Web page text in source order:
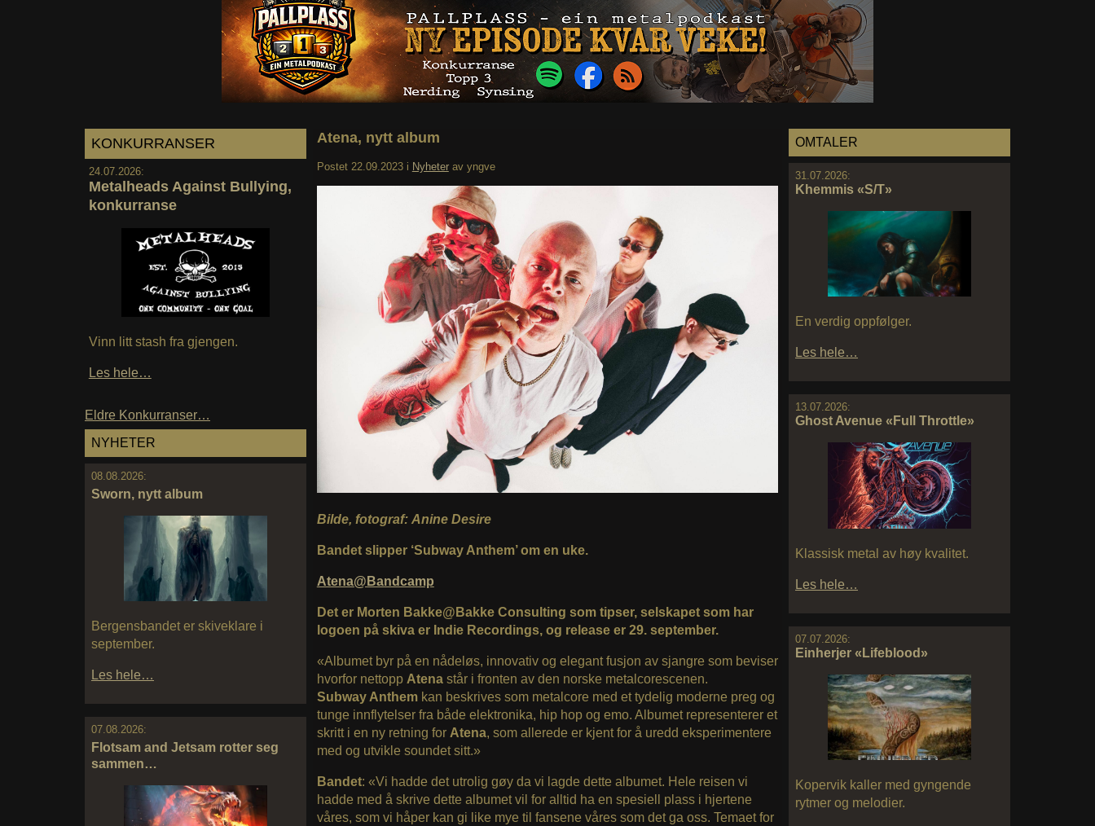
KONKURRANSER
24.07.2026:
Metalheads Against Bullying,
konkurranse
Vinn litt stash fra gjengen.
Les hele…
Eldre Konkurranser…
NYHETER
08.08.2026:
Sworn, nytt album
Bergensbandet er skiveklare i
september.
Les hele…
07.08.2026:
Flotsam and Jetsam rotter seg
sammen…
OMTALER
31.07.2026:
Khemmis «S/T»
En verdig oppfølger.
Les hele…
13.07.2026:
Ghost Avenue «Full Throttle»
Klassisk metal av høy kvalitet.
Les hele…
07.07.2026:
Einherjer «Lifeblood»
Kopervik kaller med gyngende
rytmer og melodier.
Atena, nytt album
Postet 22.09.2023 i Nyheter av yngve
Bilde, fotograf: Anine Desire
Bandet slipper ‘Subway Anthem’ om en uke.
Atena@Bandcamp
Det er Morten Bakke@Bakke Consulting som tipser, selskapet som har
logoen på skiva er Indie Recordings, og release er 29. september.
«Albumet byr på en nådeløs, innovativ og elegant fusjon av sjangre som beviser
hvorfor nettopp Atena står i fronten av den norske metalcorescenen.
Subway Anthemkan beskrives som metalcore med et tydelig moderne preg og
tunge innflytelser fra både elektronika, hip hop og emo. Albumet representerer et
skritt i en ny retning for Atena, som allerede er kjent for å uredd eksperimentere
med og utvikle soundet sitt.»
Bandet: «Vi hadde det utrolig gøy da vi lagde dette albumet. Hele reisen vi
hadde med å skrive dette albumet vil for alltid ha en spesiell plass i hjertene
våres, som vi håper kan gi like mye til fansene våres som det ga oss. Temaet for